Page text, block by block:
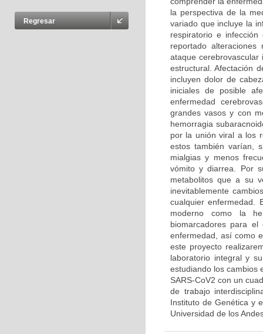
Regresar
la perspectiva de la
variado que incluye la
respiratorio e
reportado alteraciones
ataque cerebrovascular
estructural. Afectación
incluyen dolor de
iniciales de posible
enfermedad
grandes vasos y con
hemorragia
por la unión viral a los
estos también varían,
mialgias y menos
vómito y diarrea. Por
metabolitos que a su
inevitablemente
cualquier enfermedad.
moderno como la
biomarcadores para el
enfermedad, así como
este proyecto
laboratorio integral y
estudiando los cambios
SARS-CoV2 con un
de trabajo
Instituto de Genética y
Universidad de los